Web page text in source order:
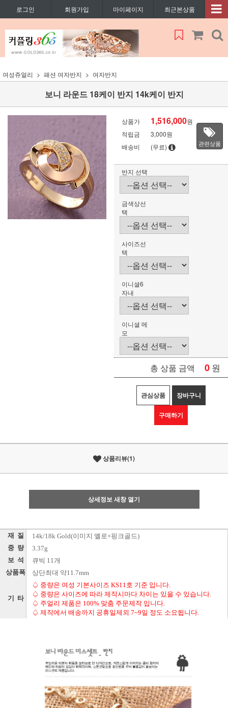
로그인 회원가입 마이페이지 최근본상품
여성쥬얼리 패션 여자반지 여자반지
보니 라운드 18케이 반지 14k케이 반지
상품가 1,516,000원
적립금
3,000원
배송비
(무료) 관련상품
반지 선택
금색상선
택
사이즈선
택
이니셜6
자내
이니셜 메
모
총 상품 금액 0 원
관심상품 장바구니
구매하기
상품리뷰(1)
상세정보 새창 열기
재 질 14k/18k Gold(이미지 옐로+핑크골드)
중 량 3.37g
보 석 큐빅 11개
상품폭 상단최대 약11.7mm
기 타
♤ 중량은 여성 기본사이즈 KS11호 기준 입니다.
♤ 중량은 사이즈에 따라 제작시마다 차이는 있을 수 있습니다.
♤ 주얼리 제품은 100% 맞춤 주문제작 입니다.
♤ 제작에서 배송까지 공휴일제외 7~9일 정도 소요됩니다.